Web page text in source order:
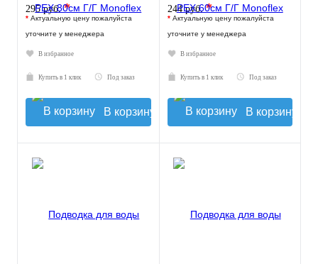
295 руб.*
* Актуальную цену пожалуйста
уточните у менеджера
В избранное
Купить в 1 клик Под заказ
В корзину
244 руб.*
* Актуальную цену пожалуйста
уточните у менеджера
В избранное
Купить в 1 клик Под заказ
В корзину